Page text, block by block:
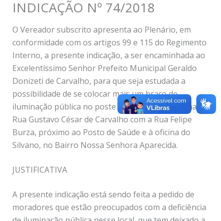
INDICAÇÃO Nº 74/2018
O Vereador subscrito apresenta ao Plenário, em
conformidade com os artigos 99 e 115 do Regimento
Interno, a presente indicação, a ser encaminhada ao
Excelentíssimo Senhor Prefeito Municipal Geraldo
Donizeti de Carvalho, para que seja estudada a
possibilidade de se colocar mais um braço de
iluminação pública no poste localizado na esquina da
Rua Gustavo César de Carvalho com a Rua Felipe
Burza, próximo ao Posto de Saúde e à oficina do
Silvano, no Bairro Nossa Senhora Aparecida.
JUSTIFICATIVA
A presente indicação está sendo feita a pedido de
moradores que estão preocupados com a deficiência